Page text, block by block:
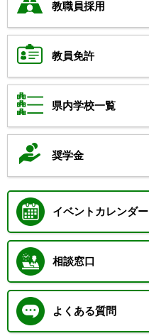
教職員採用
教員免許
県内学校一覧
奨学金
イベントカレンダー
相談窓口
よくある質問